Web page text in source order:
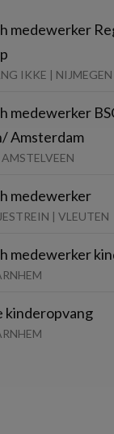
medewerker
IKKE | NIJMEGEN
medewerker
Amsterdam
medewerker
| VLEUTEN
medewerker
kinderopvang